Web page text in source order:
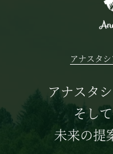
アナスタ
アナスタ
そし
未来の提